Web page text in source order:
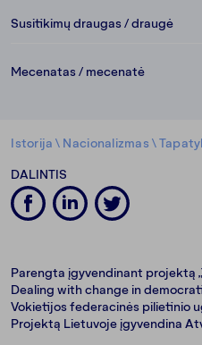
Susitikimų draugas / draugė
Mecenatas / mecenatė
Istorija \ Nacionalizmas \
DALINTIS
Parengta įgyvendinant projektą
Dealing with change in
Vokietijos federacinės pilietinio
Projektą Lietuvoje įgyvendina